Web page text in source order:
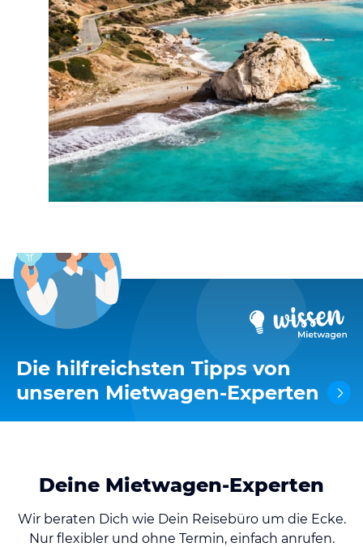
Die hilfreichsten Tipps von
unseren Mietwagen-Experten
Deine Mietwagen-Experten
Wir beraten Dich wie Dein Reisebüro um die Ecke.
Nur flexibler und ohne Termin, einfach anrufen.